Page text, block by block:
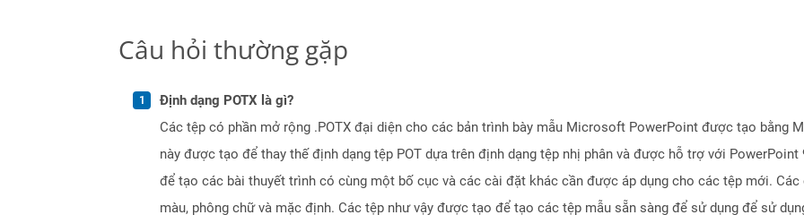
Câu hỏi thường gặp
Định dạng POTX là gì?
Các tệp có phần mở rộng .POTX đại diện cho các bản trình bày mẫu Microsoft PowerPoint được tạo bằng
này được tạo để thay thế định dạng tệp POT dựa trên định dạng tệp nhị phân và được hỗ trợ với
để tạo các bài thuyết trình có cùng một bố cục và các cài đặt khác cần được áp dụng cho các tệp mới.
màu, phông chữ và mặc định. Các tệp như vậy được tạo để tạo các tệp mẫu sẵn sàng để sử dụng để sử